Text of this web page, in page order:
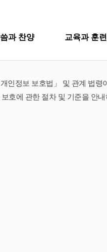
과 찬양 교육과 훈련
영아부
유치부
인정보 보호법」 및 관계 법
호에 관한 절차 및 기준을